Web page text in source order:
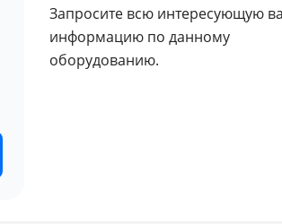
Запросите всю интересующую
информацию по данному
оборудованию.